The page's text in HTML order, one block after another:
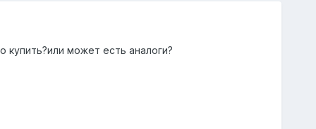
может есть аналоги?